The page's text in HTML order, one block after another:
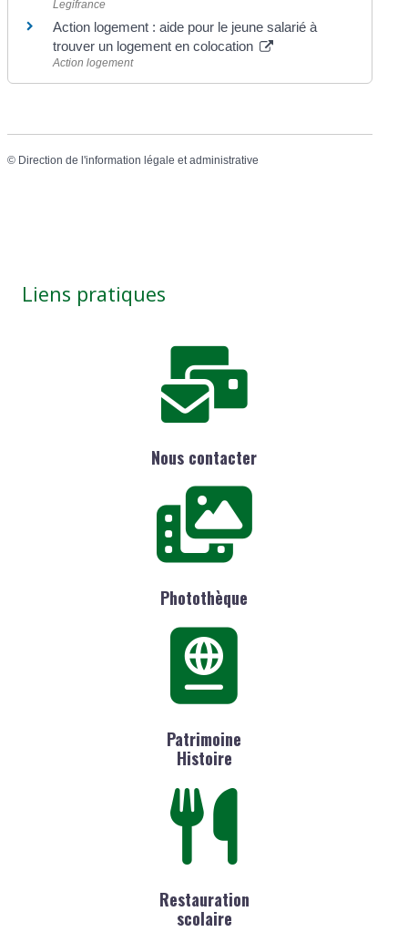
Legifrance
Action logement : aide pour le jeune salarié à
trouver un logement en colocation
Action logement
© Direction de l'information légale et administrative
Liens pratiques
Nous contacter
Photothèque
Patrimoine
Histoire
Restauration
scolaire